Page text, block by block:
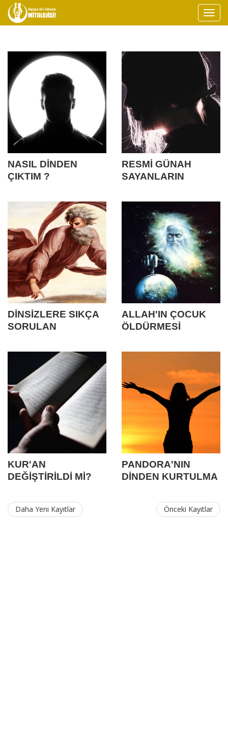
NASIL DİNDEN
ÇIKTIM ?
RESMİ GÜNAH
SAYANLARIN
UYANIŞA ♀
DİNSİZLERE SIKÇA
SORULAN
YANITLARI
ALLAH'IN ÇOCUK
ÖLDÜRMESİ
KUR'AN
DEĞİŞTİRİLDİ Mİ?
PANDORA'NIN
DİNDEN KURTULMA
Daha Yeni Kayıtlar Önceki Kayıtlar